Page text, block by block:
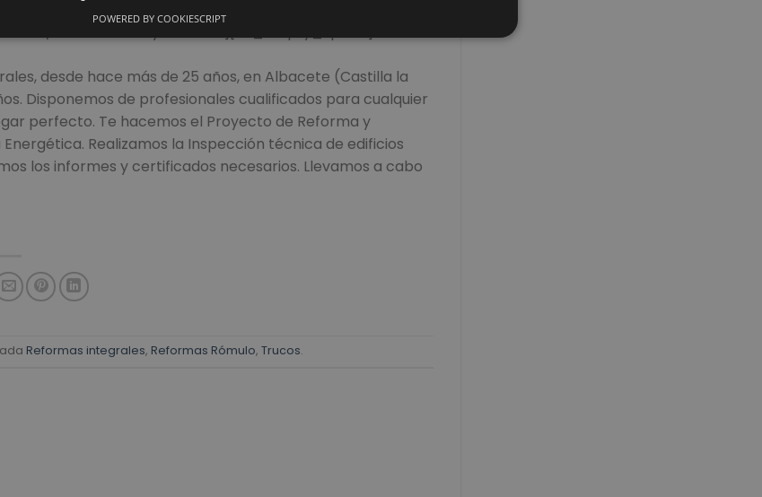
watch?v=Vk5yiu0Atbw»][vc_empty_space]
desde hace más de 25 años, en Albacete (Castilla la
Disponemos de profesionales cualificados para cualquier
perfecto. Te hacemos el Proyecto de Reforma y
Realizamos la Inspección técnica de edificios
los informes y certificados necesarios. Llevamos a cabo
Reformas integrales, Reformas Rómulo, Trucos.
POWERED BY COOKIESCRIPT